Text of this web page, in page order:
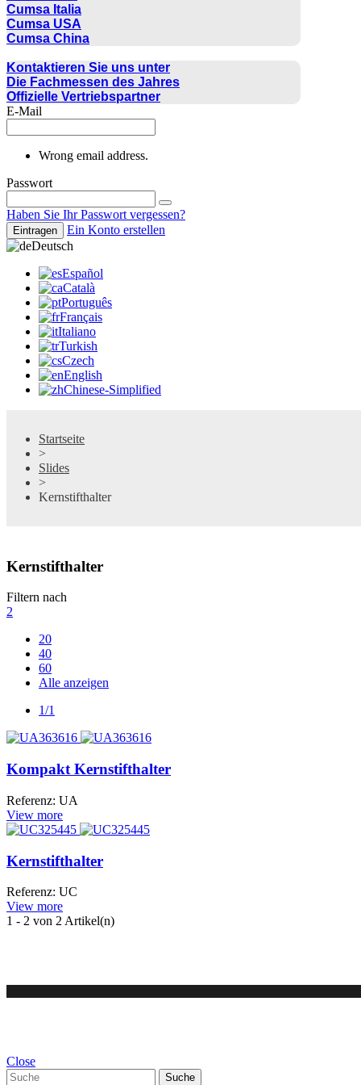
Cumsa Italia
Cumsa USA
Cumsa China
Kontaktieren Sie uns unter
Die Fachmessen des Jahres
Offizielle Vertriebspartner
E-Mail
Wrong email address.
Passwort
Haben Sie Ihr Passwort vergessen?
Eintragen
Ein Konto erstellen
Deutsch
Español
Català
Português
Français
Italiano
Turkish
Czech
English
Chinese-Simplified
Startseite
>
Slides
>
Kernstifthalter
Kernstifthalter
Filtern nach
2
20
40
60
Alle anzeigen
1/1
Kompakt Kernstifthalter
Referenz: UA
View more
Kernstifthalter
Referenz: UC
View more
1 - 2 von 2 Artikel(n)
Close
Suche